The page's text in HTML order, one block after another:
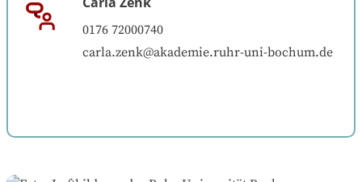
0176 72000740
carla.zenk@akademie.ruhr-uni-bochum.de